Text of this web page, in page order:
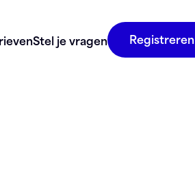
Stel je vragen Registreren